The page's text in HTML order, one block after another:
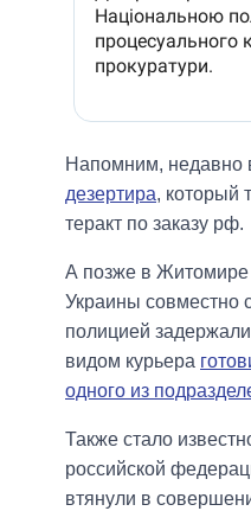
Напомним, недавно
дезертира, который
теракт по заказу рф.
А позже в Житомире
Украины совместно
полицией
видом курьера
одного из
Также стало
российской
втянули в